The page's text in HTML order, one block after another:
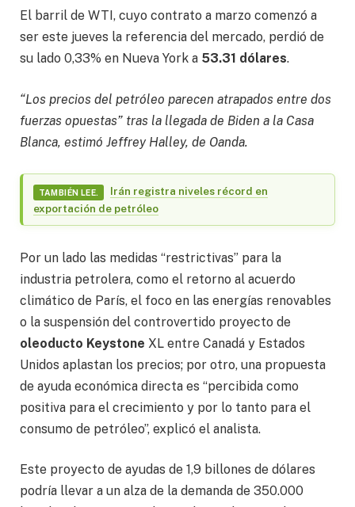
El barril de WTI, cuyo contrato a marzo comenzó a
ser este jueves la referencia del mercado, perdió de
su lado 0,33% en Nueva York a 53.31 dólares.
“Los precios del petróleo parecen atrapados entre dos
fuerzas opuestas” tras la llegada de Biden a la Casa
Blanca, estimó Jeffrey Halley, de Oanda.
TAMBIÉN LEE.
Irán registra niveles récord en
exportación de petróleo
Por un lado las medidas “restrictivas” para la
industria petrolera, como el retorno al acuerdo
climático de París, el foco en las energías renovables
o la suspensión del controvertido proyecto de
oleoducto Keystone XL entre Canadá y Estados
Unidos aplastan los precios; por otro, una propuesta
de ayuda económica directa es “percibida como
positiva para el crecimiento y por lo tanto para el
consumo de petróleo”, explicó el analista.
Este proyecto de ayudas de 1,9 billones de dólares
podría llevar a un alza de la demanda de 350.000